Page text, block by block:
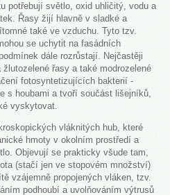
potřebují světlo, oxid uhličitý, vodu a
Řasy žijí hlavně v sladké a
také ve vzduchu. Tyto tzv.
se uchytit na fasádních
dále rozrůstají. Nejčastěji
řasy a také modrozelené
fotosyntetizujících bakterií -
s houbami a tvoří součást lišejníků,
vyskytovat.
vláknitých hub, které
hmoty v okolním prostředí a
Objevují se prakticky všude tam,
(stačí jen ve stopovém množství)
vzájemně propojených vláken, tzv.
podhoubí a uvolňováním výtrusů